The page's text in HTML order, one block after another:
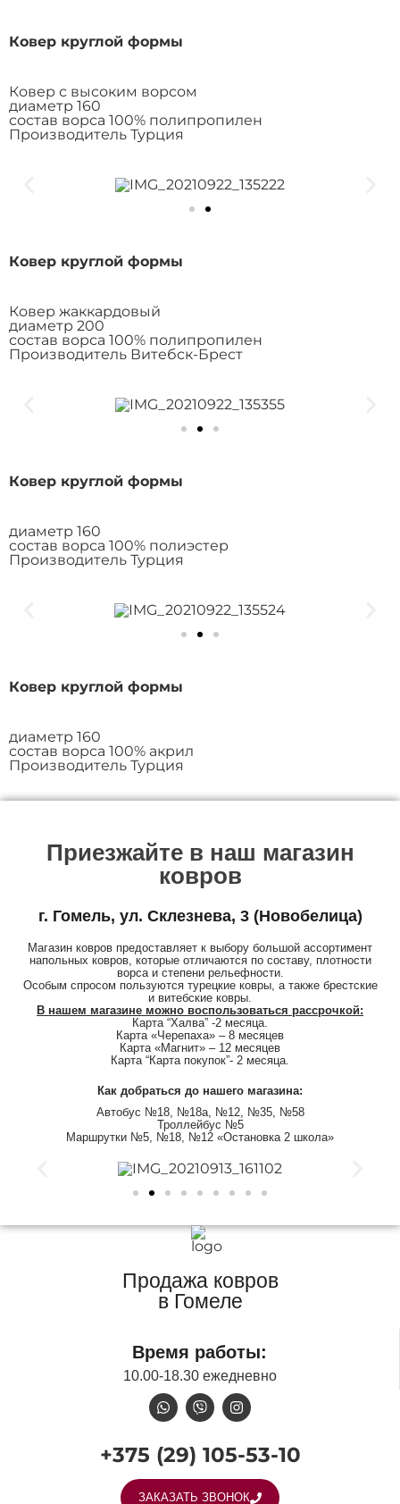
Ковер круглой формы
Ковер с высоким ворсом
диаметр 160
состав ворса 100% полипропилен
Производитель Турция
Ковер круглой формы
Ковер жаккардовый
диаметр 200
состав ворса 100% полипропилен
Производитель Витебск-Брест
Ковер круглой формы
диаметр 160
состав ворса 100% полиэстер
Производитель Турция
Ковер круглой формы
диаметр 160
состав ворса 100% акрил
Производитель Турция
Приезжайте в наш магазин
ковров
г. Гомель, ул. Склезнева, 3 (Новобелица)
Магазин ковров предоставляет к выбору большой ассортимент
напольных ковров, которые отличаются по составу, плотности
ворса и степени рельефности.
Особым спросом пользуются турецкие ковры, а также брестские
и витебские ковры.
В нашем магазине можно воспользоваться рассрочкой:
Карта “Халва” -2 месяца.
Карта «Черепаха» – 8 месяцев
Карта «Магнит» – 12 месяцев
Карта “Карта покупок”- 2 месяца.
Как добраться до нашего магазина:
Автобус №18, №18a, №12, №35, №58
Троллейбус №5
Маршрутки №5, №18, №12 «Остановка 2 школа»
Продажа ковров
в Гомеле
Время работы:
10.00-18.30 ежедневно
+375 (29) 105-53-10
ЗАКАЗАТЬ ЗВОНОК